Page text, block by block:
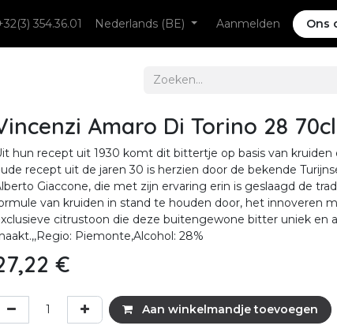
354.36.01 Nederlands (BE) Aanmelden Ons
Amaro Di Torino 28 70cl
hun recept uit 1930 komt dit bittertje op basis van kruiden
recept uit de jaren 30 is herzien door de bekende
Giaccone, die met zijn ervaring erin is geslaagd de
van kruiden in stand te houden door, het innoveren
citrustoon die deze buitengewone bitter uniek en
Piemonte,Alcohol: 28%
€
Aan winkelmandje toevoegen